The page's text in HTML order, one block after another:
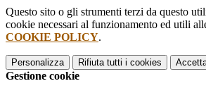
Questo sito o gli strumenti terzi da questo
cookie necessari al funzionamento ed utili
COOKIE POLICY.
Personalizza Rifiuta tutti i cookies
Gestione cookie